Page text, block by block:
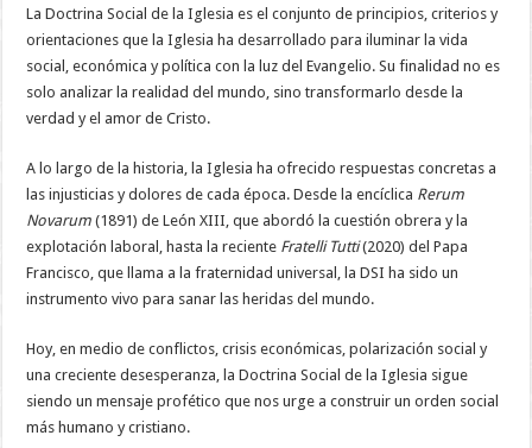
La Doctrina Social de la Iglesia es el conjunto de principios, criterios y
orientaciones que la Iglesia ha desarrollado para iluminar la vida
social, económica y política con la luz del Evangelio. Su finalidad no es
solo analizar la realidad del mundo, sino transformarlo desde la
verdad y el amor de Cristo.
A lo largo de la historia, la Iglesia ha ofrecido respuestas concretas a
las injusticias y dolores de cada época. Desde la encíclica Rerum
Novarum (1891) de León XIII, que abordó la cuestión obrera y la
explotación laboral, hasta la reciente Fratelli Tutti(2020) del Papa
Francisco, que llama a la fraternidad universal, la DSI ha sido un
instrumento vivo para sanar las heridas del mundo.
Hoy, en medio de conflictos, crisis económicas, polarización social y
una creciente desesperanza, la Doctrina Social de la Iglesia sigue
siendo un mensaje profético que nos urge a construir un orden social
más humano y cristiano.